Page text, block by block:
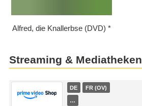
Alfred, die Knallerbse (DVD)
Streaming & Mediatheken
DE FR (OV)
…